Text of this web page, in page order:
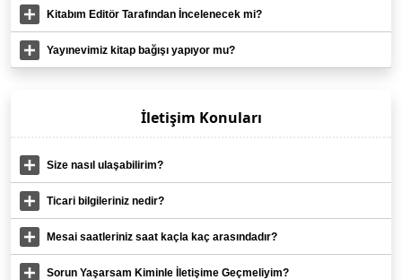
Kitabım Editör Tarafından İncelenecek mi?
Yayınevimiz kitap bağışı yapıyor mu?
İletişim Konuları
Size nasıl ulaşabilirim?
Ticari bilgileriniz nedir?
Mesai saatleriniz saat kaçla kaç arasındadır?
Sorun Yaşarsam Kiminle İletişime Geçmeliyim?